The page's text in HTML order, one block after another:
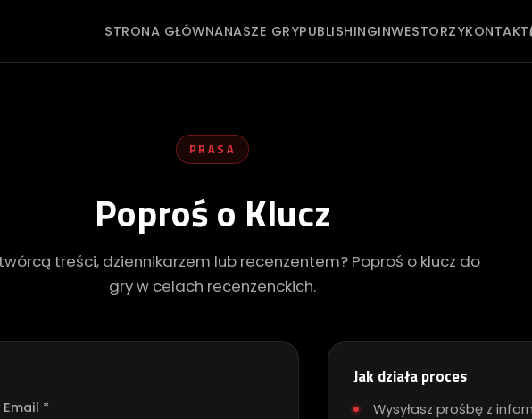
STRONA GŁÓWNANASZE GRYPUBLISHINGINWESTORZYKONTAKT
PRASA
Poproś o Klucz
treści, dziennikarzem lub recenzentem? Poproś o klucz do
gry w celach recenzenckich.
Email *
Jak działa proces
Wysyłasz prośbę z